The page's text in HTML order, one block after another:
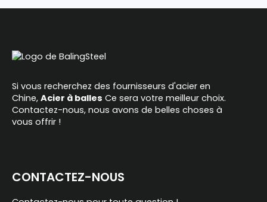
Si vous recherchez des fournisseurs d'acier en
Chine, Acier à balles Ce sera votre meilleur choix.
Contactez-nous, nous avons de belles choses à
vous offrir !
CONTACTEZ-NOUS